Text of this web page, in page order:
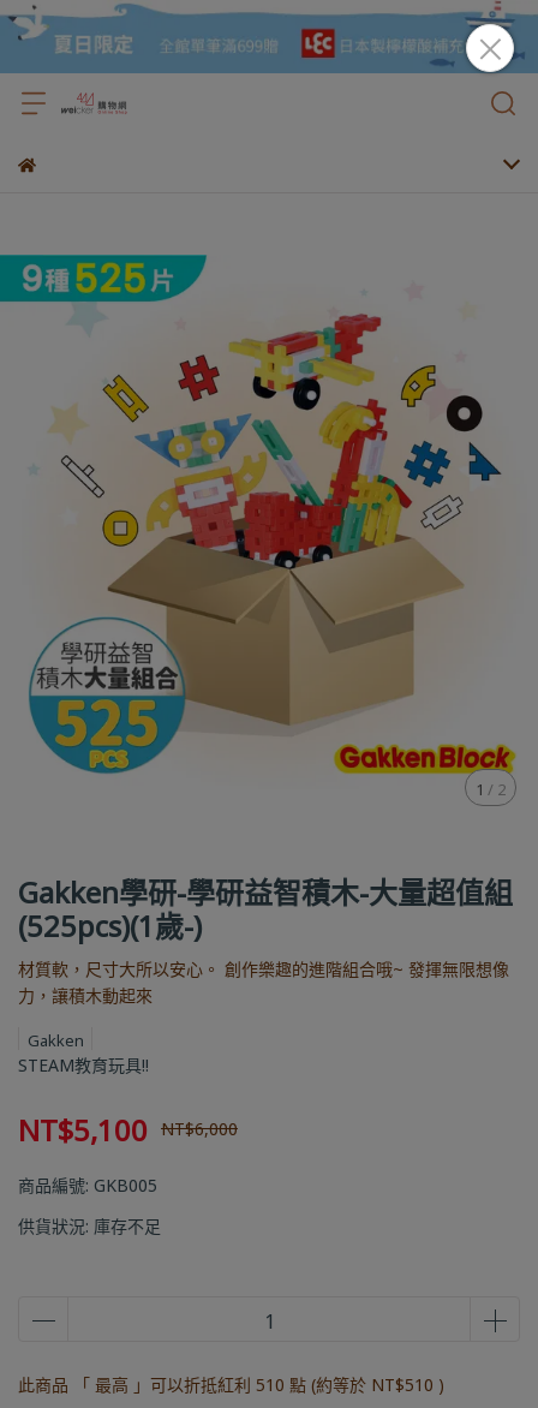
1 / 2
Gakken學研-學研益智積木-大量超值組
(525pcs)(1歲-)
材質軟，尺寸大所以安心。 創作樂趣的進階組合哦~ 發揮無限想像
力，讓積木動起來
Gakken
STEAM教育玩具!!
NT$5,100 NT$6,000
商品編號: GKB005
供貨狀況: 庫存不足
此商品 「 最高 」可以折抵紅利 510 點 (約等於 NT$510 )